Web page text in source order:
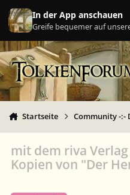
Zu Inhalt springen
In der App anschauen
Greife bequemer auf
Startseite Community -:-
mit dem riva
Kopien von "Der